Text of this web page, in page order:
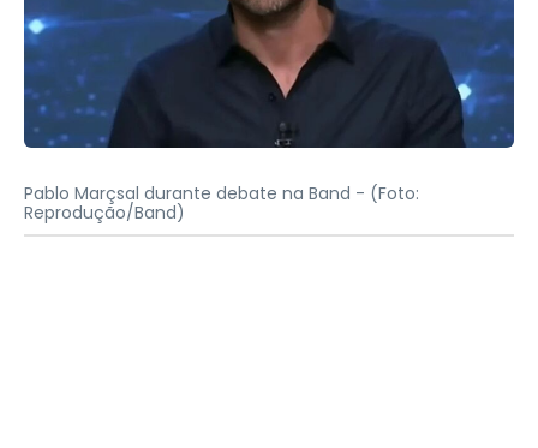
Pablo Marçsal durante debate na Band - (Foto:
Reprodução/Band)